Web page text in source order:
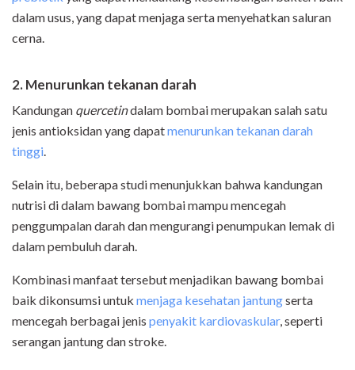
dalam usus, yang dapat menjaga serta menyehatkan saluran
cerna.
2. Menurunkan tekanan darah
Kandungan quercetindalam bombai merupakan salah satu
jenis antioksidan yang dapatmenurunkan tekanan darah
tinggi.
Selain itu, beberapa studi menunjukkan bahwa kandungan
nutrisi di dalam bawang bombai mampu mencegah
penggumpalan darah dan mengurangi penumpukan lemak di
dalam pembuluh darah.
Kombinasi manfaat tersebut menjadikan bawang bombai
baik dikonsumsi untuk menjaga kesehatan jantungserta
mencegah berbagai jenis penyakit kardiovaskular, seperti
serangan jantung dan stroke.